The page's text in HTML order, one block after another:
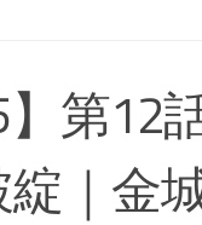
】第12
｜金